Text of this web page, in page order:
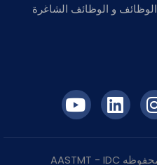
الوظائف و الوظائف الشاغرة
IDC
- AASTMT